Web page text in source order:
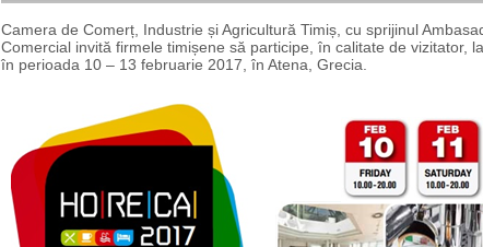
Camera de Comerț, Industrie și Agricultură Timiș, cu sprijinul
Comercial invită firmele timișene să participe, în calitate de vizitator,
în perioada 10 – 13 februarie 2017, în Atena, Grecia.